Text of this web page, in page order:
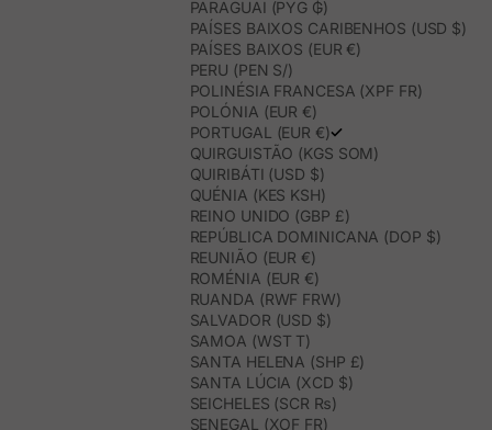
PARAGUAI (PYG ₲)
PAÍSES BAIXOS CARIBENHOS (USD $)
PAÍSES BAIXOS (EUR €)
PERU (PEN S/)
POLINÉSIA FRANCESA (XPF FR)
POLÓNIA (EUR €)
PORTUGAL (EUR €)
QUIRGUISTÃO (KGS SOM)
QUIRIBÁTI (USD $)
QUÉNIA (KES KSH)
REINO UNIDO (GBP £)
REPÚBLICA DOMINICANA (DOP $)
REUNIÃO (EUR €)
ROMÉNIA (EUR €)
RUANDA (RWF FRW)
SALVADOR (USD $)
SAMOA (WST T)
SANTA HELENA (SHP £)
SANTA LÚCIA (XCD $)
SEICHELES (SCR ₨)
SENEGAL (XOF FR)